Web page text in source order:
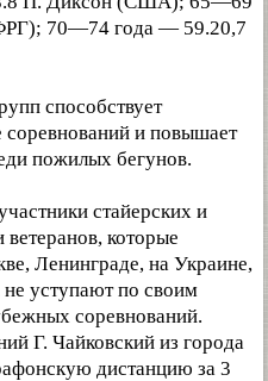
70—74 года — 59.20,7
способствует
соревнований и повышает
пожилых бегунов.
стайерских и
которые
Ленинграде, на Украине,
уступают по своим
соревнований.
Г. Чайковский из города
дистанцию за 3